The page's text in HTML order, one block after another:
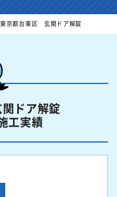
東京都台東区 玄関ドア解錠
ドア解錠
工実績